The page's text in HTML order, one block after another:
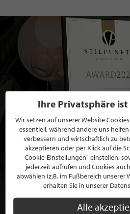
BEWERBEN SIE SICH
MITGLIEDSCHAFT BEI
Ihre Privatsphäre
Wir setzen auf unserer Website
essentiell, während andere uns
verbessern und wirtschaftlich zu
akzeptieren oder per Klick auf die
Cookie-Einstellungen" einstellen,
jederzeit aufrufen und Cookies
abwählen (z.B. im Fußbereich unserer
erhalten Sie in unserer
Alle